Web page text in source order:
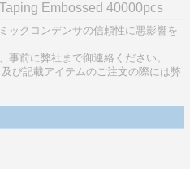
Taping Embossed 40000pcs
ックコンデンサの信頼性に悪影響を
事前に弊社まで御連絡ください。
び記載アイテムのご注文の際には弊